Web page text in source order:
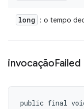
long : o tempo
invocaçãoFailed
public final